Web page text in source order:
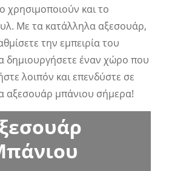
και το
Με τα κατάλληλα αξεσουάρ,
την εμπειρία του
δημιουργήσετε έναν χώρο που
λοιπόν και επενδύστε σε
αξεσουάρ μπάνιου σήμερα!